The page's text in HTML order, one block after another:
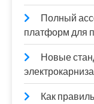
Полный
платформ для
Новые
Как